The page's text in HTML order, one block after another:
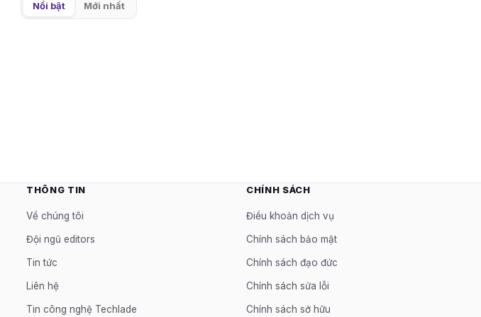
Nổi bật Mới nhất
THÔNG TIN
Về chúng tôi
Đội ngũ editors
Tin tức
Liên hệ
Tin công nghệ Techlade
CHÍNH SÁCH
Điều khoản dịch vụ
Chính sách bảo mật
Chính sách đạo đức
Chính sách sửa lỗi
Chính sách sở hữu